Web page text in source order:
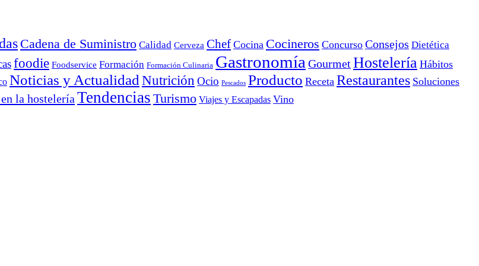
Cadena de Suministro Calidad Cerveza Chef Cocina Cocineros Concurso Consejos Dietética
foodie Foodservice Formación Formación Culinaria Gastronomía GourmetHostelería Hábitos
Noticias y Actualidad Nutrición Ocio Pescados Producto Receta Restaurantes Soluciones
la hostelería Tendencias Turismo Viajes y Escapadas Vino